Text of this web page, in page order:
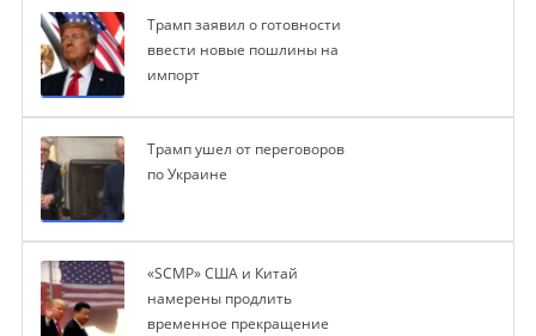
Трамп заявил о готовности
ввести новые пошлины на
импорт
Трамп ушел от переговоров
по Украине
«SCMP» США и Китай
намерены продлить
временное прекращение